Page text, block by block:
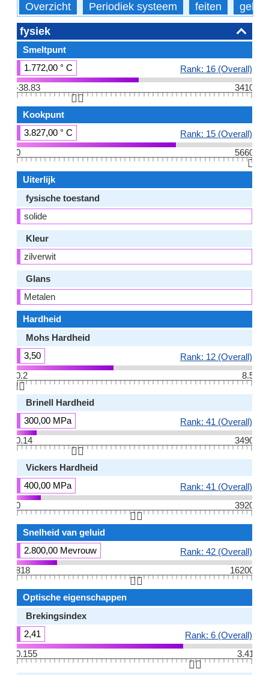
Overzicht Periodiek systeem feiten
fysiek
Smeltpunt
1.772,00 ° C
Rank: 16 (Overall)
-38.83
3410
👆🏻
Kookpunt
3.827,00 ° C
Rank: 15 (Overall)
0
5660
👆🏻
Uiterlijk
fysische toestand
solide
Kleur
zilverwit
Glans
Metalen
Hardheid
Mohs Hardheid
3,50
Rank: 12 (Overall)
0.2
8.5
👆🏻
Brinell Hardheid
300,00 MPa
Rank: 41 (Overall)
0.14
3490
👆🏻
Vickers Hardheid
400,00 MPa
Rank: 41 (Overall)
0
3920
👆🏻
Snelheid van geluid
2.800,00 Mevrouw
Rank: 42 (Overall)
818
16200
👆🏻
Optische eigenschappen
Brekingsindex
2,41
Rank: 6 (Overall)
0.155
3.41
👆🏻